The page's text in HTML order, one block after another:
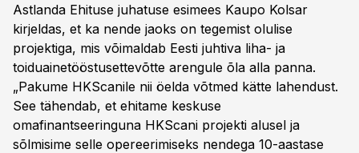
Astlanda Ehituse juhatuse esimees Kaupo Kolsar
kirjeldas, et ka nende jaoks on tegemist olulise
projektiga, mis võimaldab Eesti juhtiva liha- ja
toiduainetööstusettevõtte arengule õla alla panna.
„Pakume HKScanile nii öelda võtmed kätte lahendust.
See tähendab, et ehitame keskuse
omafinantseeringuna HKScani projekti alusel ja
sõlmisime selle opereerimiseks nendega 10-aastase